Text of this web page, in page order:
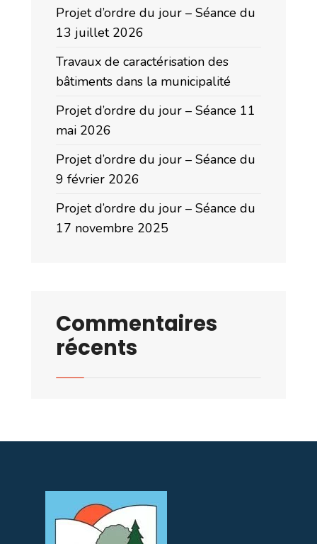
Projet d’ordre du jour – Séance du
13 juillet 2026
Travaux de caractérisation des
bâtiments dans la municipalité
Projet d’ordre du jour – Séance 11
mai 2026
Projet d’ordre du jour – Séance du
9 février 2026
Projet d’ordre du jour – Séance du
17 novembre 2025
Commentaires
récents